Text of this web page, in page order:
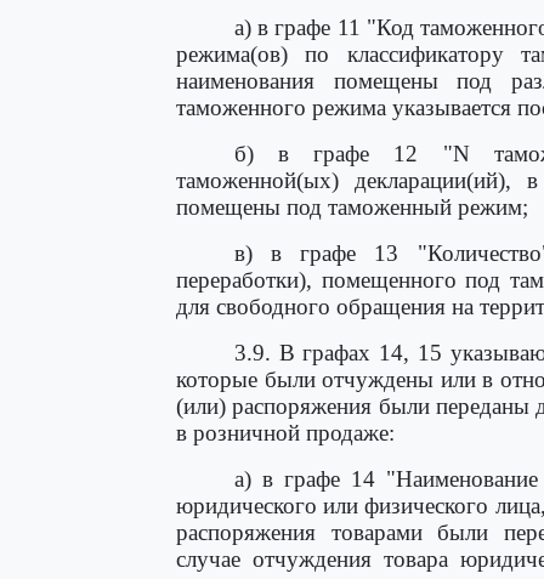
а) в графе 11 "Код
режима(ов) по классификатору
наименования помещены под
таможенного режима указывается
б) в графе 12 "N
таможенной(ых) декларации(ий),
помещены под таможенный режим;
в) в графе 13 "Количество"
переработки), помещенного под
для свободного обращения на
3.9. В графах 14, 15
которые были отчуждены или в
(или) распоряжения были переданы
в розничной продаже:
а) в графе 14 "Наименование
юридического или физического
распоряжения товарами были
случае отчуждения товара